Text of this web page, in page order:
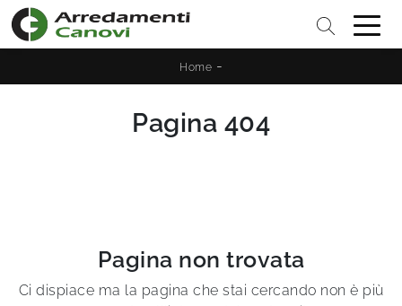
Home -
Pagina 404
Pagina non trovata
Ci dispiace ma la pagina che stai cercando non è più